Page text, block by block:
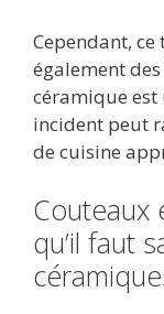
Cependant,
également
céramique est
incident peut
de cuisine
Couteaux
qu’il faut